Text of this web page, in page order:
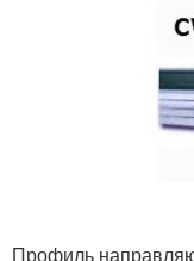
Профиль